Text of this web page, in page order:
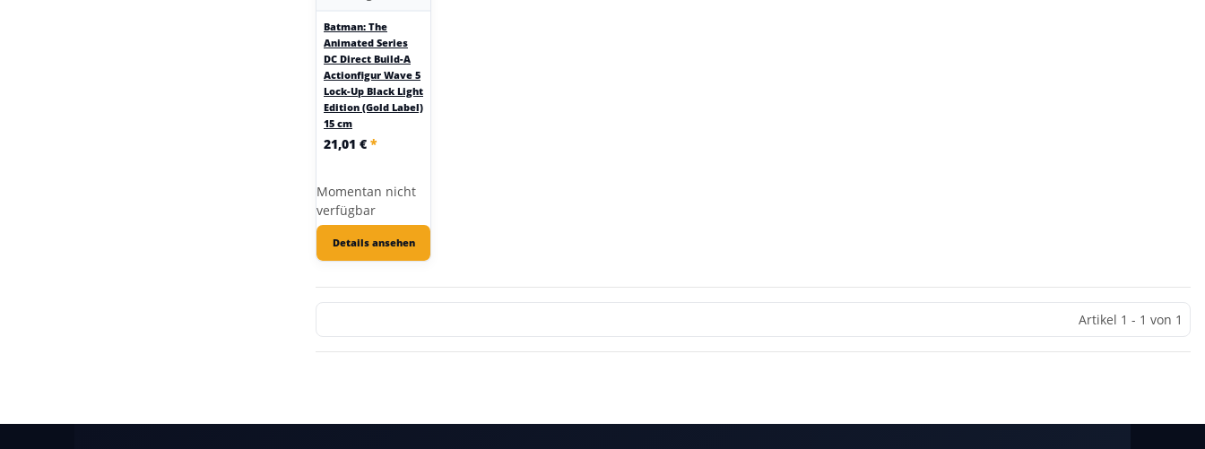
Batman: The
Animated Series
DC Direct Build-A
Actionfigur Wave 5
Lock-Up Black Light
Edition (Gold Label)
15 cm
21,01 € *
Momentan nicht
verfügbar
Details ansehen
Artikel 1 - 1 von 1